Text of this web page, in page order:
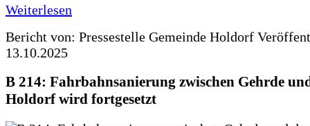
Weiterlesen
Bericht von: Pressestelle Gemeinde Holdorf
13.10.2025
B 214: Fahrbahnsanierung zwischen Gehrde
Holdorf wird fortgesetzt